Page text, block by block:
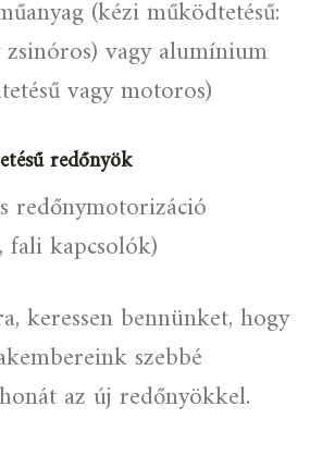
(kézi működtetésű:
vagy alumínium
vagy motoros)
redőnyök
redőnymotorizáció
fali kapcsolók)
keressen bennünket, hogy
szebbé
az új redőnyökkel.